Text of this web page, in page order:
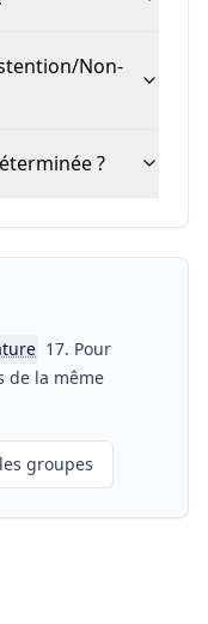
Non-
?
17. Pour
de la même
groupes